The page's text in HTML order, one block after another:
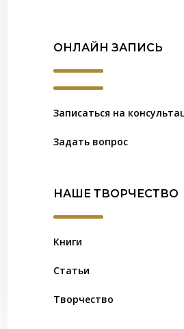
ОНЛАЙН ЗАПИСЬ
Записаться на
Задать вопрос
НАШЕ ТВОРЧЕСТВО
Книги
Статьи
Творчество